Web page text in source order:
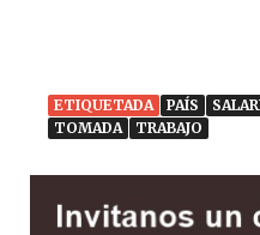
ETIQUETADA PAÍS
TOMADA
TRABAJO